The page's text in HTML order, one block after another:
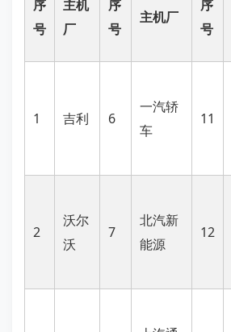
序
号
主机
厂
序
号
主机厂
序
号
1 吉利 6
一汽轿
车
11
2
沃尔
沃
7
北汽新
能源
12